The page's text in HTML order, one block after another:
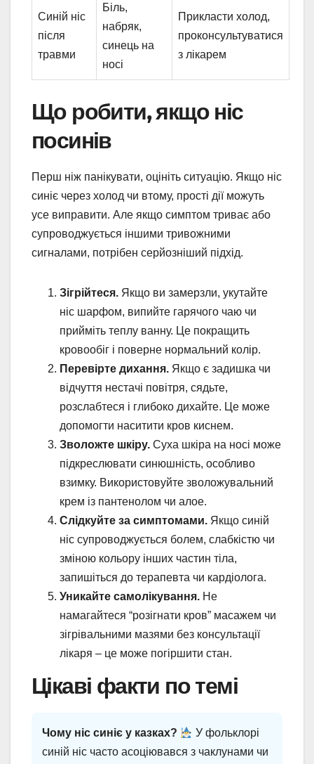
Синій ніс
після
травми
Біль,
набряк,
синець на
носі
Прикласти холод,
проконсультуватися
з лікарем
Що робити, якщо ніс
посинів
Перш ніж панікувати, оцініть ситуацію. Якщо ніс
синіє через холод чи втому, прості дії можуть
усе виправити. Але якщо симптом триває або
супроводжується іншими тривожними
сигналами, потрібен серйозніший підхід.
Зігрійтеся. Якщо ви замерзли, укутайте
ніс шарфом, випийте гарячого чаю чи
прийміть теплу ванну. Це покращить
кровообіг і поверне нормальний колір.
Перевірте дихання. Якщо є задишка чи
відчуття нестачі повітря, сядьте,
розслабтеся і глибоко дихайте. Це може
допомогти наситити кров киснем.
Зволожте шкіру. Суха шкіра на носі може
підкреслювати синюшність, особливо
взимку. Використовуйте зволожувальний
крем із пантенолом чи алое.
Слідкуйте за симптомами. Якщо синій
ніс супроводжується болем, слабкістю чи
зміною кольору інших частин тіла,
запишіться до терапевта чи кардіолога.
Уникайте самолікування. Не
намагайтеся “розігнати кров” масажем чи
зігрівальними мазями без консультації
лікаря – це може погіршити стан.
Цікаві факти по темі
Чому ніс синіє у казках?
У фольклорі
синій ніс часто асоціювався з чаклунами чи